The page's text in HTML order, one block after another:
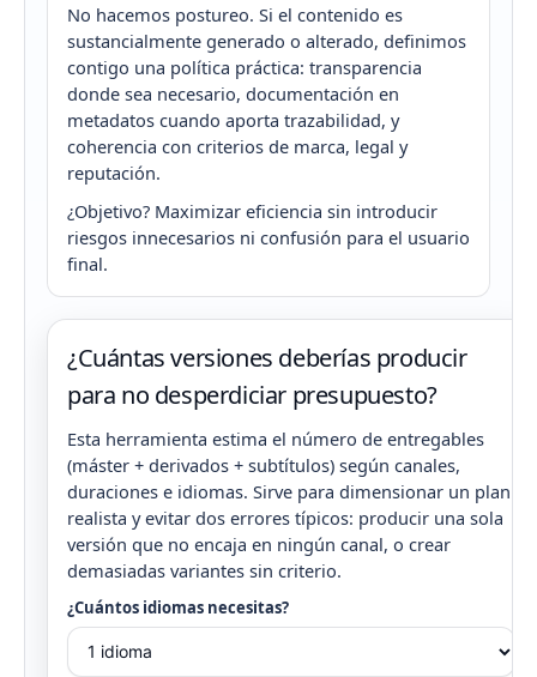
No hacemos postureo. Si el contenido es
sustancialmente generado o alterado, definimos
contigo una política práctica: transparencia
donde sea necesario, documentación en
metadatos cuando aporta trazabilidad, y
coherencia con criterios de marca, legal y
reputación.
¿Objetivo? Maximizar eficiencia sin introducir
riesgos innecesarios ni confusión para el usuario
final.
¿Cuántas versiones deberías producir
para no desperdiciar presupuesto?
Esta herramienta estima el número de entregables
(máster + derivados + subtítulos) según canales,
duraciones e idiomas. Sirve para dimensionar un plan
realista y evitar dos errores típicos: producir una sola
versión que no encaja en ningún canal, o crear
demasiadas variantes sin criterio.
¿Cuántos idiomas necesitas?